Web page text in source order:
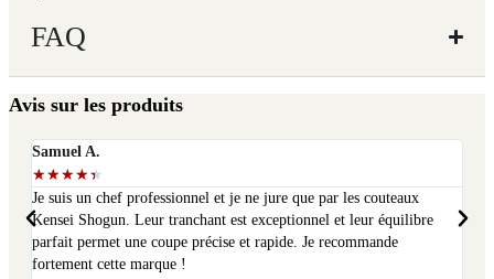
FAQ
Avis sur les produits
Samuel A.
★★★★★
Je suis un chef professionnel et je ne jure que par les couteaux
Kensei Shogun. Leur tranchant est exceptionnel et leur équilibre
parfait permet une coupe précise et rapide. Je recommande
fortement cette marque !
et je